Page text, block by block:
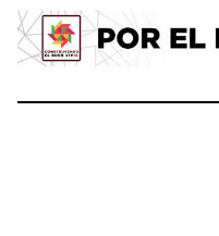
LA CULTURA DE LA PAZ